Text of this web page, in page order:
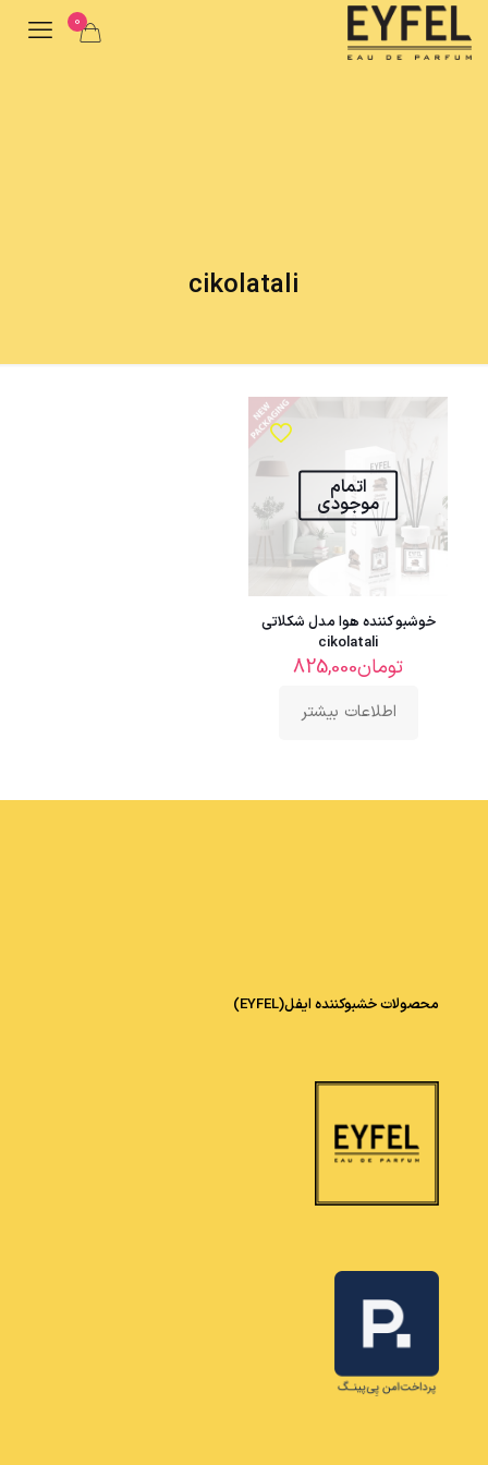
0
cikolatali
اتمام
موجودی
خوشبو کننده هوا مدل شکلاتی
cikolatali
تومان825,000
اطلاعات بیشتر
محصولات خشبوکننده ایفل(EYFEL)